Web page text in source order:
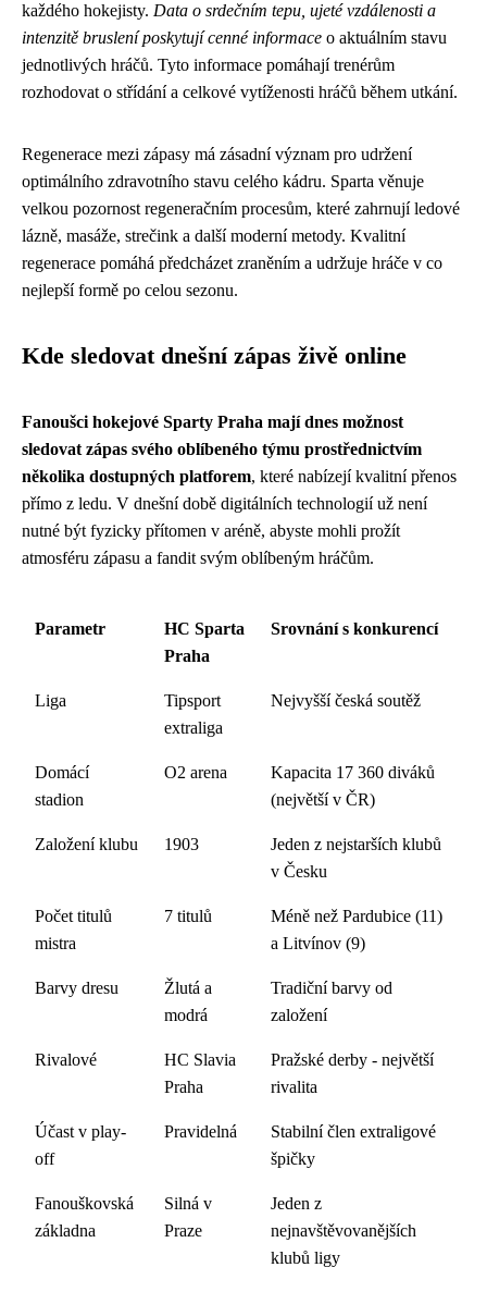
každého hokejisty. Data o srdečním tepu, ujeté vzdálenosti a
intenzitě bruslení poskytují cenné informace o aktuálním stavu
jednotlivých hráčů. Tyto informace pomáhají trenérům
rozhodovat o střídání a celkové vytíženosti hráčů během utkání.
Regenerace mezi zápasy má zásadní význam pro udržení
optimálního zdravotního stavu celého kádru. Sparta věnuje
velkou pozornost regeneračním procesům, které zahrnují ledové
lázně, masáže, strečink a další moderní metody. Kvalitní
regenerace pomáhá předcházet zraněním a udržuje hráče v co
nejlepší formě po celou sezonu.
Kde sledovat dnešní zápas živě online
Fanoušci hokejové Sparty Praha mají dnes možnost
sledovat zápas svého oblíbeného týmu prostřednictvím
několika dostupných platforem, které nabízejí kvalitní přenos
přímo z ledu. V dnešní době digitálních technologií už není
nutné být fyzicky přítomen v aréně, abyste mohli prožít
atmosféru zápasu a fandit svým oblíbeným hráčům.
Parametr
HC Sparta
Praha
Srovnání s konkurencí
Liga
Tipsport
extraliga
Nejvyšší česká soutěž
Domácí
stadion
O2 arena
Kapacita 17 360 diváků
(největší v ČR)
Založení klubu 1903
Jeden z nejstarších klubů
v Česku
Počet titulů
mistra
7 titulů
Méně než Pardubice (11)
a Litvínov (9)
Barvy dresu
Žlutá a
modrá
Tradiční barvy od
založení
Rivalové
HC Slavia
Praha
Pražské derby - největší
rivalita
Účast v play-
off
Pravidelná
Stabilní člen extraligové
špičky
Fanouškovská
základna
Silná v
Praze
Jeden z
nejnavštěvovanějších
klubů ligy